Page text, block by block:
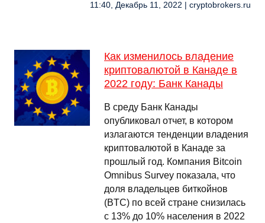
11:40, Декабрь 11, 2022 | cryptobrokers.ru
Как изменилось владение
криптовалютой в Канаде в
2022 году: Банк Канады
В среду Банк Канады
опубликовал отчет, в котором
излагаются тенденции владения
криптовалютой в Канаде за
прошлый год. Компания Bitcoin
Omnibus Survey показала, что
доля владельцев биткойнов
(BTC) по всей стране снизилась
с 13% до 10% населения в 2022